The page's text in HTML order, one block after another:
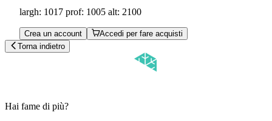
largh: 1017 prof: 1005 alt: 2100
Crea un account
Accedi per fare acquisti
Torna indietro
Hai fame di più?